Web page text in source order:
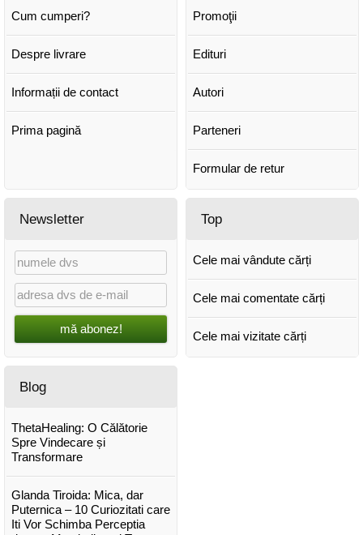
Cum cumperi?
Despre livrare
Informații de contact
Prima pagină
Promoţii
Edituri
Autori
Parteneri
Formular de retur
Newsletter
mă abonez!
Top
Cele mai vândute cărți
Cele mai comentate cărți
Cele mai vizitate cărți
Blog
ThetaHealing: O Călătorie
Spre Vindecare și
Transformare
Glanda Tiroida: Mica, dar
Puternica – 10 Curiozitati care
Iti Vor Schimba Perceptia